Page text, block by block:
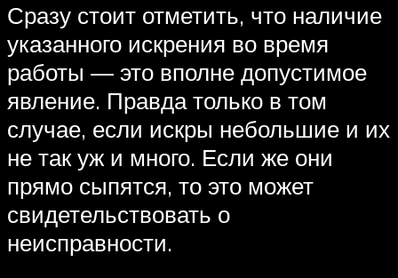
Сразу стоит отметить, что наличие
указанного искрения во время
работы — это вполне допустимое
явление. Правда только в том
случае, если искры небольшие и их
не так уж и много. Если же они
прямо сыпятся, то это может
свидетельствовать о
неисправности.